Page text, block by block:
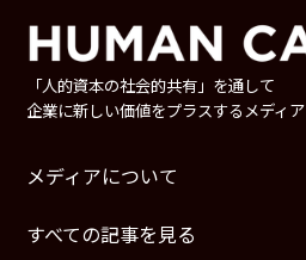
「人的資本の社会的共有」を通して
企業に新しい価値をプラスするメディア
メディアについて
すべての記事を見る